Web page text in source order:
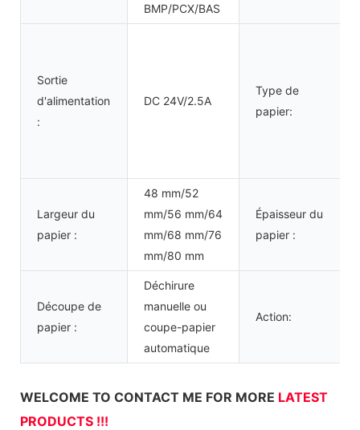
BMP/PCX/BAS
Sortie
d'alimentation
:
DC 24V/2.5A
Type de
papier:
Largeur du
papier :
48 mm/52
mm/56 mm/64
mm/68 mm/76
mm/80 mm
Épaisseur du
papier :
Découpe de
papier :
Déchirure
manuelle ou
coupe-papier
automatique
Action:
WELCOME TO CONTACT ME FOR MORE LATEST
PRODUCTS !!!